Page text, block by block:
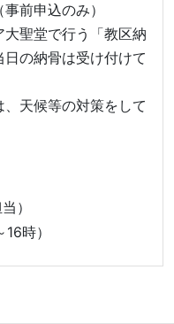
前申込のみ）
聖堂で行う「教区納
の納骨は受け付けて
天候等の対策をして
）
時）